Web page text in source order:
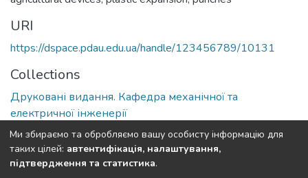
URI
https://dspace.pdau.edu.ua/handle/123456789/10131
Collections
Друковані видання. Кафедра механічної та
електричної інженерії
Full item page
Ми збираємо та обробляємо вашу особисту інформацію для
таких цілей: автентифікація, налаштування,
підтвердження та статистика.